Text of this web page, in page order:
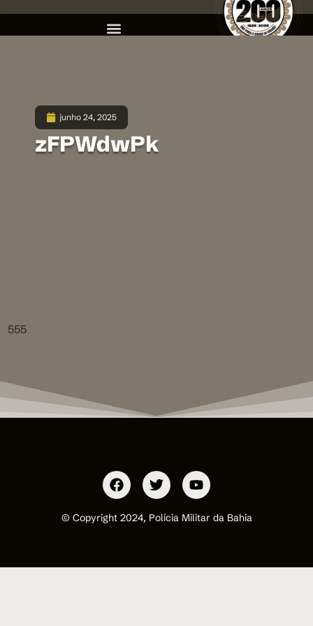
junho 24, 2025
zFPWdwPk
555
© Copyright 2024, Polícia Militar da Bahia